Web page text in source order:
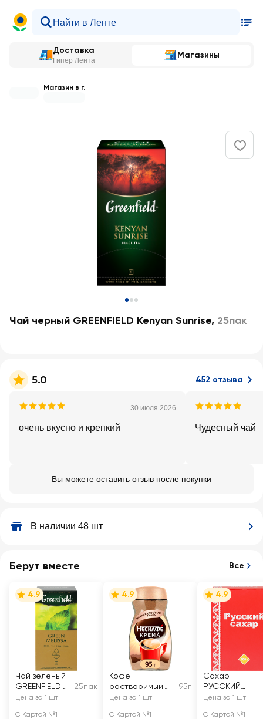
Доставка
Гипер Лента
Магазины
Магазин в г.
Чай черный GREENFIELD Kenyan Sunrise, 25пак
5.0 452 отзыва
30 июля 2026
очень вкусно и крепкий Чудесный чай
Вы можете оставить отзыв после покупки
В наличии 48 шт
Берут вместе Все
4.9
Чай зеленый
GREENFIELD
Green Melissa
25пак
Цена за 1 шт
С Картой №1
4.9
Кофе
растворимый
НЕСКАФЕ
95г
Цена за 1 шт
С Картой №1
4.9
Сахар
РУССКИЙ
кусковой
Цена за 1 шт
С Картой №1